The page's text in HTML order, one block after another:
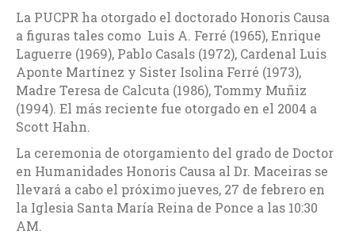
La PUCPR ha otorgado el doctorado Honoris Causa
a figuras tales como Luis A. Ferré (1965), Enrique
Laguerre (1969), Pablo Casals (1972), Cardenal Luis
Aponte Martínez y Sister Isolina Ferré (1973),
Madre Teresa de Calcuta (1986), Tommy Muñiz
(1994). El más reciente fue otorgado en el 2004 a
Scott Hahn.
La ceremonia de otorgamiento del grado de Doctor
en Humanidades Honoris Causa al Dr. Maceiras se
llevará a cabo el próximo jueves, 27 de febrero en
la Iglesia Santa María Reina de Ponce a las 10:30
AM.